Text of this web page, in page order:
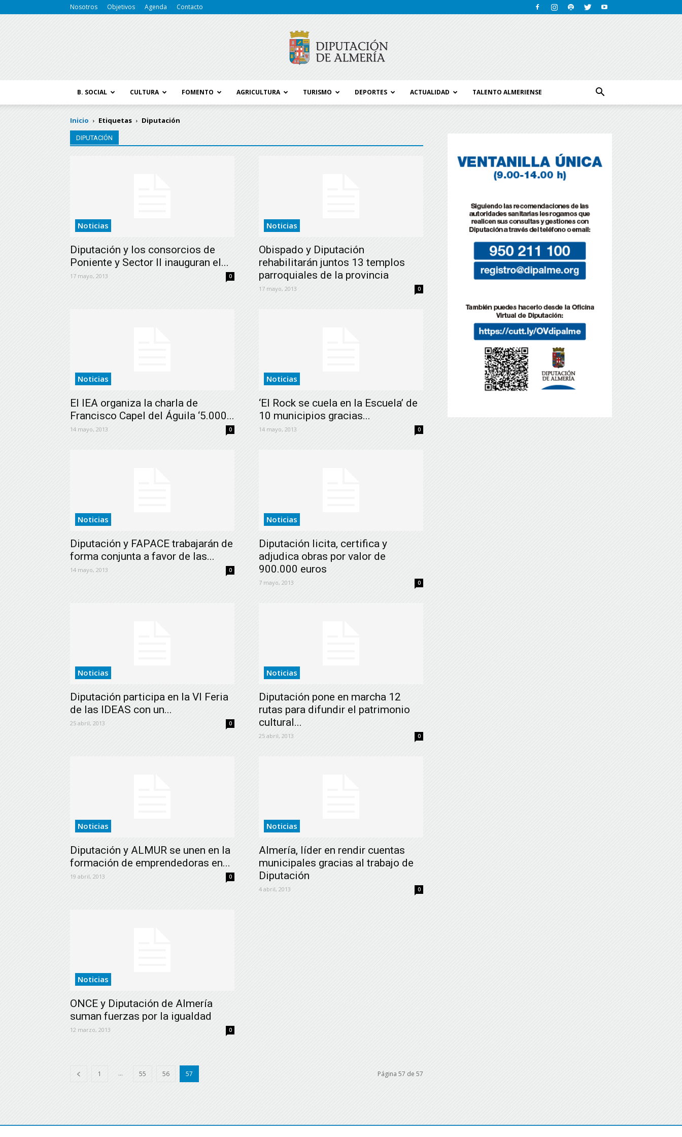
Nosotros Objetivos Agenda Contacto
B. SOCIAL CULTURA FOMENTO AGRICULTURA TURISMO DEPORTES ACTUALIDAD TALENTO ALMERIENSE
Inicio Etiquetas Diputación
DIPUTACIÓN
Noticias
Diputación y los consorcios de
Poniente y Sector II inauguran el...
17 mayo, 2013 0
Noticias
Obispado y Diputación
rehabilitarán juntos 13 templos
parroquiales de la provincia
17 mayo, 2013 0
Noticias
El IEA organiza la charla de
Francisco Capel del Águila ‘5.000...
14 mayo, 2013 0
Noticias
‘El Rock se cuela en la Escuela’ de
10 municipios gracias...
14 mayo, 2013 0
Noticias
Diputación y FAPACE trabajarán de
forma conjunta a favor de las...
14 mayo, 2013 0
Noticias
Diputación licita, certifica y
adjudica obras por valor de
900.000 euros
7 mayo, 2013 0
Noticias
Diputación participa en la VI Feria
de las IDEAS con un...
25 abril, 2013 0
Noticias
Diputación pone en marcha 12
rutas para difundir el patrimonio
cultural...
25 abril, 2013 0
Noticias
Diputación y ALMUR se unen en la
formación de emprendedoras en...
19 abril, 2013 0
Noticias
Almería, líder en rendir cuentas
municipales gracias al trabajo de
Diputación
4 abril, 2013 0
Noticias
ONCE y Diputación de Almería
suman fuerzas por la igualdad
12 marzo, 2013 0
1 ... 55 56 57 Página 57 de 57